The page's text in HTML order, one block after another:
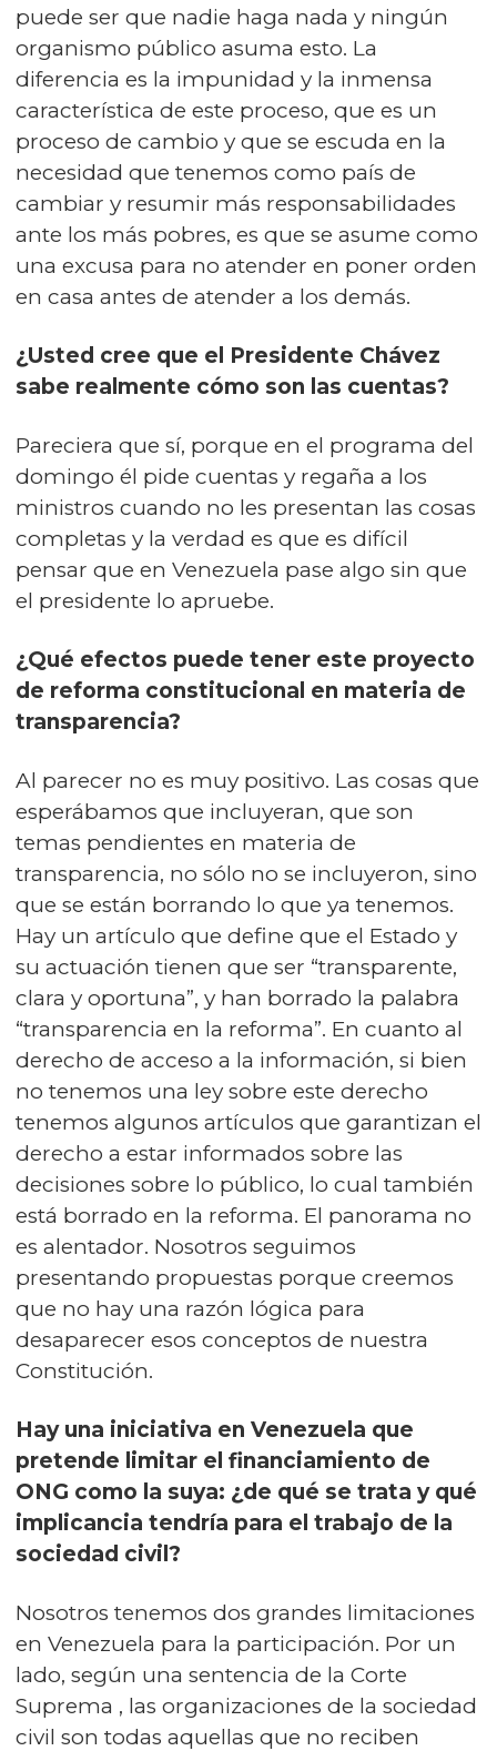
puede ser que nadie haga nada y ningún
organismo público asuma esto. La
diferencia es la impunidad y la inmensa
característica de este proceso, que es un
proceso de cambio y que se escuda en la
necesidad que tenemos como país de
cambiar y resumir más responsabilidades
ante los más pobres, es que se asume como
una excusa para no atender en poner orden
en casa antes de atender a los demás.
¿Usted cree que el Presidente Chávez
sabe realmente cómo son las cuentas?
Pareciera que sí, porque en el programa del
domingo él pide cuentas y regaña a los
ministros cuando no les presentan las cosas
completas y la verdad es que es difícil
pensar que en Venezuela pase algo sin que
el presidente lo apruebe.
¿Qué efectos puede tener este proyecto
de reforma constitucional en materia de
transparencia?
Al parecer no es muy positivo. Las cosas que
esperábamos que incluyeran, que son
temas pendientes en materia de
transparencia, no sólo no se incluyeron, sino
que se están borrando lo que ya tenemos.
Hay un artículo que define que el Estado y
su actuación tienen que ser “transparente,
clara y oportuna”, y han borrado la palabra
“transparencia en la reforma”. En cuanto al
derecho de acceso a la información, si bien
no tenemos una ley sobre este derecho
tenemos algunos artículos que garantizan el
derecho a estar informados sobre las
decisiones sobre lo público, lo cual también
está borrado en la reforma. El panorama no
es alentador. Nosotros seguimos
presentando propuestas porque creemos
que no hay una razón lógica para
desaparecer esos conceptos de nuestra
Constitución.
Hay una iniciativa en Venezuela que
pretende limitar el financiamiento de
ONG como la suya: ¿de qué se trata y qué
implicancia tendría para el trabajo de la
sociedad civil?
Nosotros tenemos dos grandes limitaciones
en Venezuela para la participación. Por un
lado, según una sentencia de la Corte
Suprema , las organizaciones de la sociedad
civil son todas aquellas que no reciben